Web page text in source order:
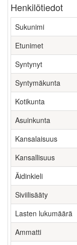
Henkilötiedot
Sukunimi
Etunimet
Syntynyt
Syntymäkunta
Kotikunta
Asuinkunta
Kansalaisuus
Kansallisuus
Äidinkieli
Siviilisääty
Lasten lukumäärä
Ammatti